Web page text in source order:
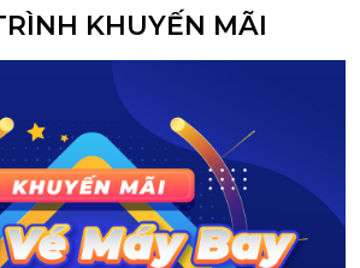
KHUYẾN MÃI